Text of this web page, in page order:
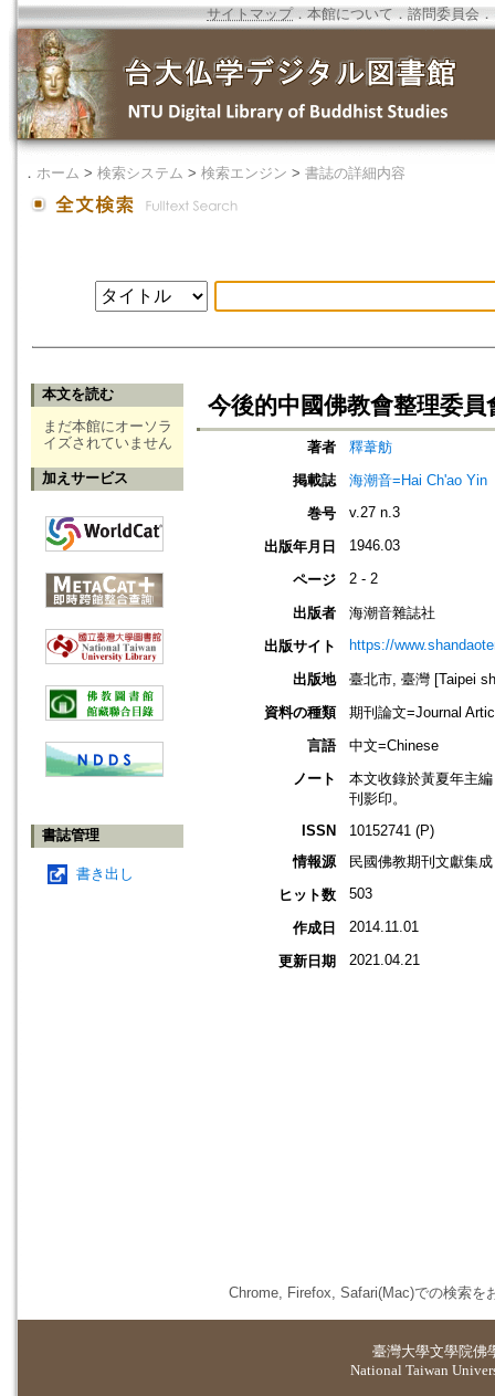
サイトマップ．本館について ． 諮問委員会 ．
． ホーム > 検索システム > 検索エンジン > 書誌の詳細内容
本文を読む
まだ本館にオーソラ
イズされていません
加えサービス
書誌管理
書き出し
今後的中國佛教會整理委員
著者
釋葦舫
掲載誌
海潮音=Hai Ch'ao Yin
巻号
v.27 n.3
出版年月日 1946.03
ページ 2 - 2
出版者
海潮音雜誌社
出版サイト
https://
出版地
臺北市, 臺灣 [Taipei
資料の種類
期刊論文=Journal
言語
中文=Chinese
ノート
本文收錄於黃夏年主
刊影印。
ISSN
10152741 (P)
情報源
民國佛教期刊文獻集
ヒット数
503
作成日 2014.11.01
更新日期 2021.04.21
Chrome, Firefox, Safari(Mac)での検索を
臺灣大學文學院佛
National Taiwan